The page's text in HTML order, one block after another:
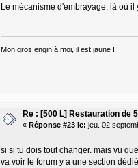
Le mécanisme d'embrayage, là où
Mon gros engin à moi, il est jaune !
Re : [500 L] Restauration de
« Réponse #23 le: jeu. 02
si si tu dois tout changer. mais vu
va voir le forum y a une section